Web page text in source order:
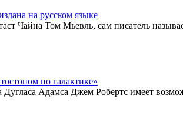
на русском языке
Чайна Том Мьевль, сам писатель
по галактике»
Адамса Джем Робертс имеет